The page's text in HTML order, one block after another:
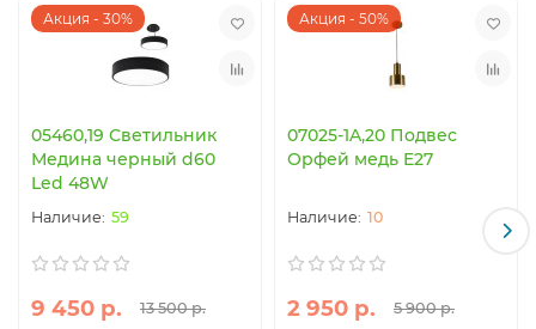
Акция - 30%
05460,19 Светильник
Медина черный d60
Led 48W
59
9 450 р. 13 500 р.
Акция - 50%
07025-1A,20 Подвес
Орфей медь E27
10
2 950 р. 5 900 р.